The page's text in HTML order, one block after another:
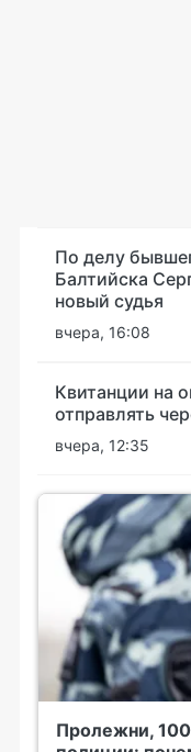
По делу
Балтийска
новый судья
вчера, 16:08
Квитанции на
отправлять
вчера, 12:35
Пролежни,